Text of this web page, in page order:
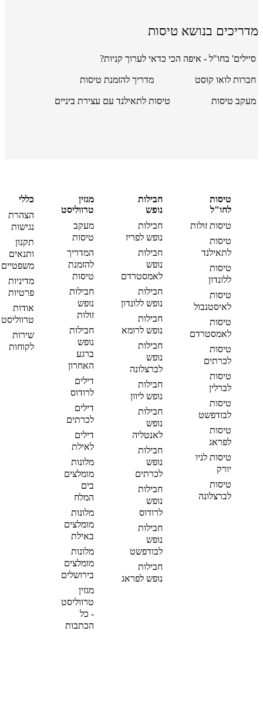
מדריכים בנושא טיסות
סיילים' בחו"ל - איפה הכי כדאי לערוך קניות?
חברות לואו קוסט מדריך להזמנת טיסות
מעקב טיסות טיסות לתאילנד עם עצירת ביניים
טיסות
לחו"ל
טיסות זולות
טיסות
לתאילנד
טיסות
ללונדון
טיסות
לאיסטנבול
טיסות
לאמסטרדם
טיסות
לכרתים
טיסות
לברלין
טיסות
לבודפשט
טיסות
לפראג
טיסות לניו
יורק
טיסות
לברצלונה
חבילות
נופש
חבילות
נופש לפריז
חבילות
נופש
לאמסטרדם
חבילות
נופש ללונדון
חבילות
נופש לרומא
חבילות
נופש
לברצלונה
חבילות
נופש ליוון
חבילות
נופש
לאנטליה
חבילות
נופש
לכרתים
חבילות
נופש
לרודוס
חבילות
נופש
לבודפשט
חבילות
נופש לפראג
מגזין
טרווליסט
מעקב
טיסות
המדריך
להזמנת
טיסות
חבילות
נופש
זולות
חבילות
נופש
ברגע
האחרון
דילים
לרודוס
דילים
לכרתים
דילים
לאילת
מלונות
מומלצים
בים
המלח
מלונות
מומלצים
באילת
מלונות
מומלצים
בירושלים
מגזין
טרווליסט
- כל
הכתבות
כללי
הצהרת
נגישות
תקנון
ותנאים
משפטיים
מדיניות
פרטיות
אודות
טרווליסט
שירות
לקוחות